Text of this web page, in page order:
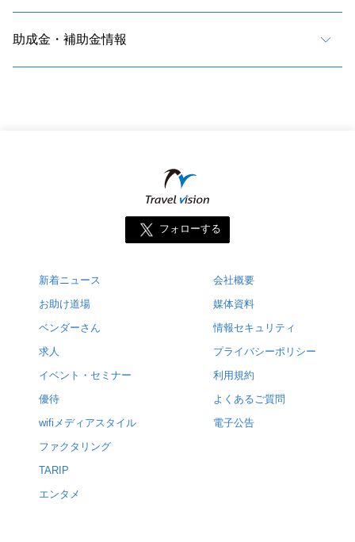
助成金・補助金情報
フォローする
新着ニュース
お助け道場
ベンダーさん
求人
イベント・セミナー
優待
wifiメディアスタイル
ファクタリング
TARIP
エンタメ
会社概要
媒体資料
情報セキュリティ
プライバシーポリシー
利用規約
よくあるご質問
電子公告